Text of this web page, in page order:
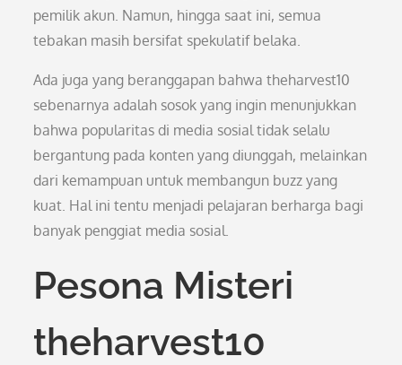
pemilik akun. Namun, hingga saat ini, semua
tebakan masih bersifat spekulatif belaka.
Ada juga yang beranggapan bahwa theharvest10
sebenarnya adalah sosok yang ingin menunjukkan
bahwa popularitas di media sosial tidak selalu
bergantung pada konten yang diunggah, melainkan
dari kemampuan untuk membangun buzz yang
kuat. Hal ini tentu menjadi pelajaran berharga bagi
banyak penggiat media sosial.
Pesona Misteri
theharvest10